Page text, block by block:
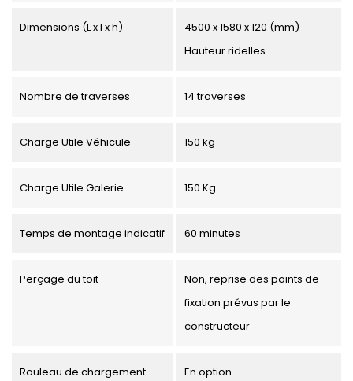
Dimensions (L x l x h)
4500 x 1580 x 120 (mm)
Hauteur ridelles
Nombre de traverses 14 traverses
Charge Utile Véhicule 150 kg
Charge Utile Galerie 150 Kg
Temps de montage indicatif 60 minutes
Perçage du toit
Non, reprise des points de
fixation prévus par le
constructeur
Rouleau de chargement En option